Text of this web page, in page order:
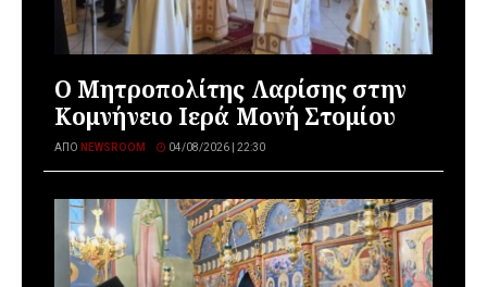
Ο Μητροπολίτης Λαρίσης στην
Κομνήνειο Ιερά Μονή Στομίου
ΑΠΌ NEWSROOM 04/08/2026 | 22:30